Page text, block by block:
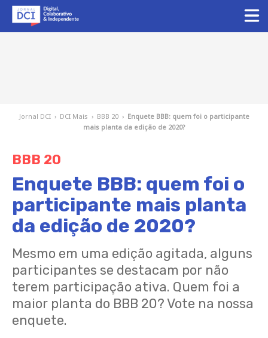
Jornal DCI › DCI Mais › BBB 20 › Enquete BBB: quem foi o participante
mais planta da edição de 2020?
BBB 20
Enquete BBB: quem foi o
participante mais planta
da edição de 2020?
Mesmo em uma edição agitada, alguns
participantes se destacam por não
terem participação ativa. Quem foi a
maior planta do BBB 20? Vote na nossa
enquete.